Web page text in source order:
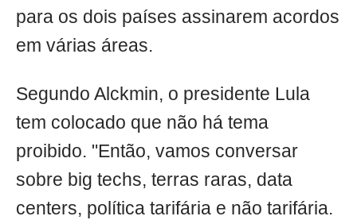
para os dois países assinarem acordos
em várias áreas.
Segundo Alckmin, o presidente Lula
tem colocado que não há tema
proibido. "Então, vamos conversar
sobre big techs, terras raras, data
centers, política tarifária e não tarifária.